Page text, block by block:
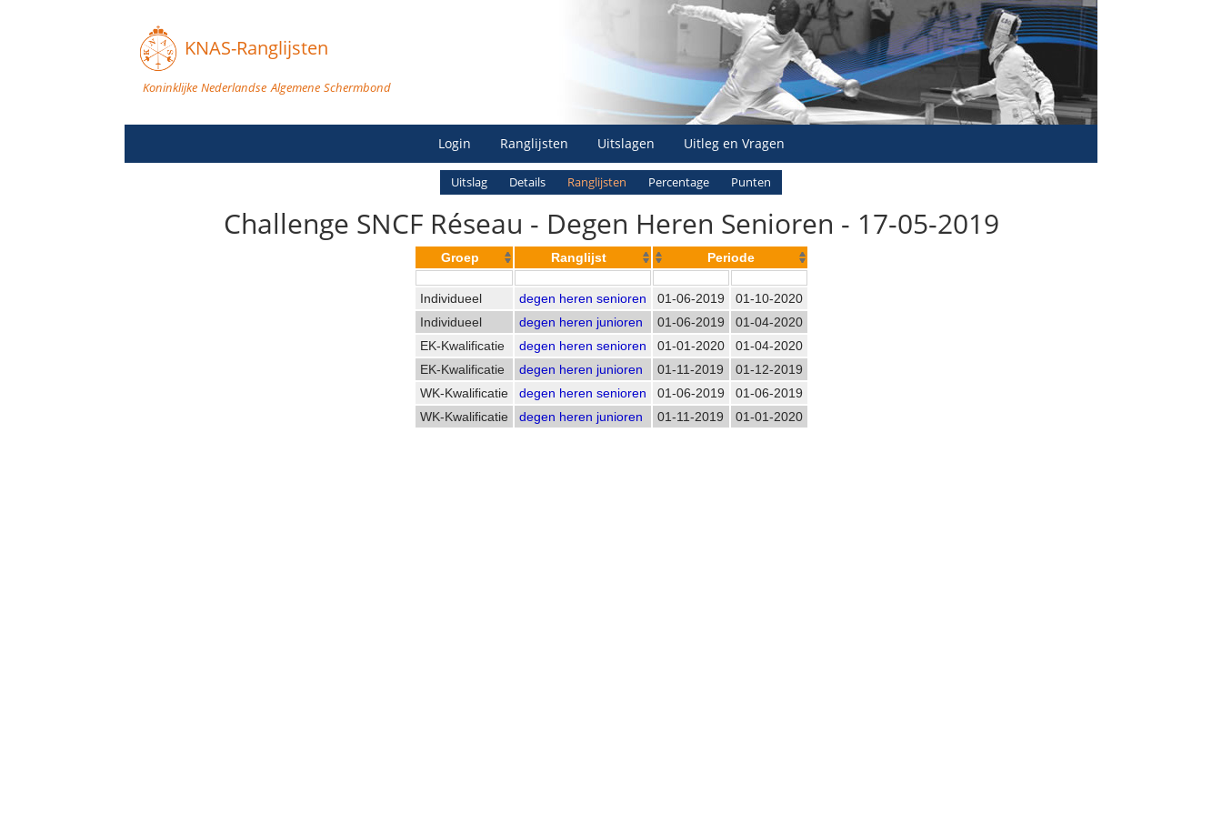
KNAS-Ranglijsten
Koninklijke Nederlandse Algemene Schermbond
Login Ranglijsten Uitslagen Uitleg en Vragen
Uitslag Details Ranglijsten Percentage Punten
Challenge SNCF Réseau - Degen Heren Senioren - 17-05-2019
Groep Ranglijst Periode
Individueel degen heren senioren 01-06-2019
01-10-2020
Individueel
degen heren junioren 01-06-2019
01-04-2020
EK-Kwalificatie
degen heren senioren 01-01-2020
01-04-2020
EK-Kwalificatie
degen heren junioren 01-11-2019
01-12-2019
WK-Kwalificatie
degen heren senioren 01-06-2019
01-06-2019
WK-Kwalificatie
degen heren junioren 01-11-2019 01-01-2020